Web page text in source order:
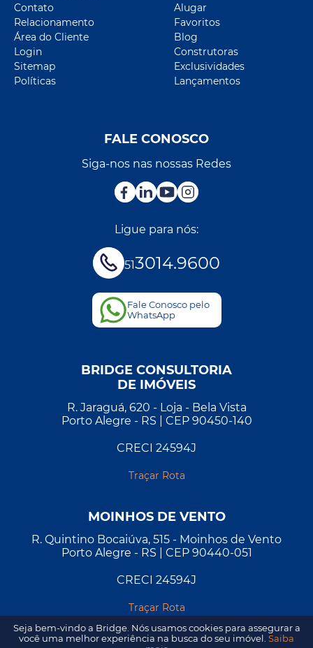
Contato
Relacionamento
Área do Cliente
Login
Sitemap
Políticas
Alugar
Favoritos
Blog
Construtoras
Exclusividades
Lançamentos
FALE CONOSCO
Siga-nos nas nossas Redes
Ligue para nós:
513014.9600
Fale Conosco pelo
WhatsApp
BRIDGE CONSULTORIA
DE IMÓVEIS
R. Jaraguá, 620 - Loja - Bela Vista
Porto Alegre - RS | CEP 90450-140
CRECI 24594J
Traçar Rota
MOINHOS DE VENTO
R. Quintino Bocaiúva, 515 - Moinhos de Vento
Porto Alegre - RS | CEP 90440-051
CRECI 24594J
Traçar Rota
Seja bem-vindo a Bridge. Nós usamos cookies para assegurar a
você uma melhor experiência na busca do seu imóvel. Saiba